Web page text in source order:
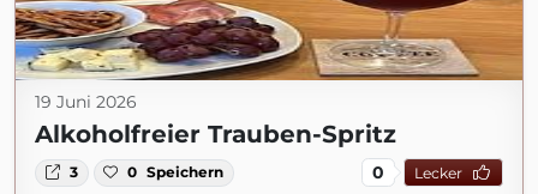
19 Juni 2026
Alkoholfreier Trauben-Spritz
3 0 Speichern 0 Lecker